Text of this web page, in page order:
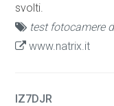
svolti.
test fotocamere
www.natrix.it
IZ7DJR